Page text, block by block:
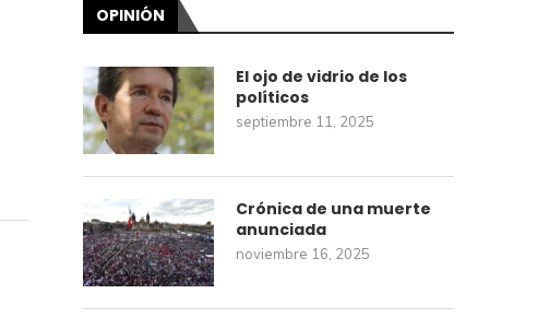
OPINIÓN
El ojo de vidrio de los
políticos
septiembre 11, 2025
Crónica de una muerte
anunciada
noviembre 16, 2025